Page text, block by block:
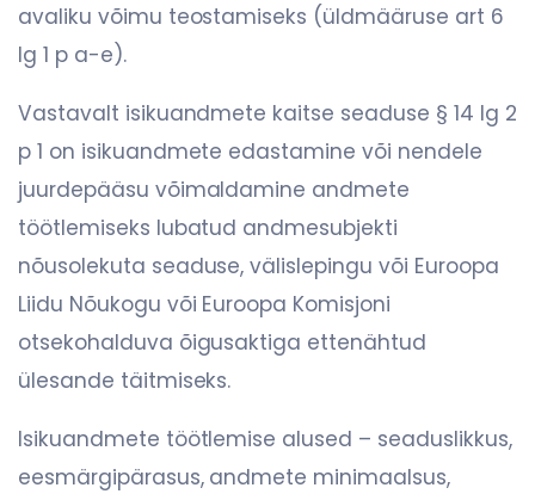
avaliku võimu teostamiseks (üldmääruse art 6
lg 1 p a-e).
Vastavalt isikuandmete kaitse seaduse § 14 lg 2
p 1 on isikuandmete edastamine või nendele
juurdepääsu võimaldamine andmete
töötlemiseks lubatud andmesubjekti
nõusolekuta seaduse, välislepingu või Euroopa
Liidu Nõukogu või Euroopa Komisjoni
otsekohalduva õigusaktiga ettenähtud
ülesande täitmiseks.
Isikuandmete töötlemise alused – seaduslikkus,
eesmärgipärasus, andmete minimaalsus,